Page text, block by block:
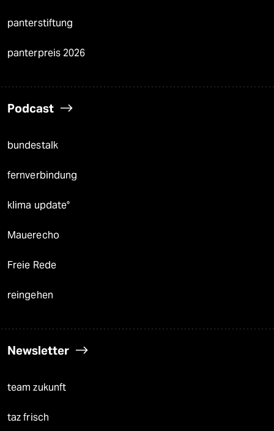
panterstiftung
panterpreis 2026
Podcast
bundestalk
fernverbindung
klima update°
Mauerecho
Freie Rede
reingehen
Newsletter
team zukunft
taz frisch